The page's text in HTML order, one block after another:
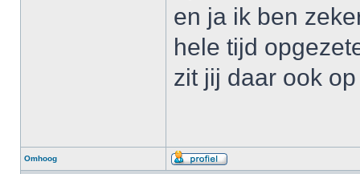
en ja ik ben
hele tijd
zit jij daar ook
Omhoog